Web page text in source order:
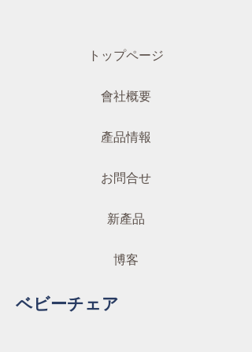
トップページ
會社概要
產品情報
お問合せ
新產品
博客
ベビーチェア